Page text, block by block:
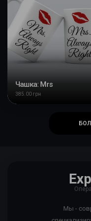
Чашка: Mrs
385.00 грн
Мы -